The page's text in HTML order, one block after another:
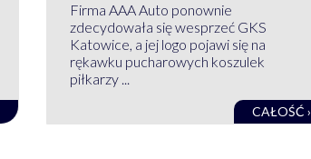
Firma AAA Auto ponownie
zdecydowała się wesprzeć GKS
Katowice, a jej logo pojawi się na
rękawku pucharowych koszulek
piłkarzy ...
CAŁOŚĆ ›